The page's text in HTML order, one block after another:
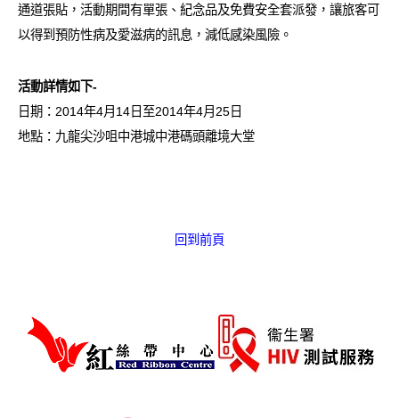
愛滋病呈報表格
其他
通道張貼，活動期間有單張、紀念品及免費安全套派發，讓旅客可
以得到預防性病及愛滋病的訊息，減低感染風險。
活動詳情如下-
日期：2014年4月14日至2014年4月25日
地點：九龍尖沙咀中港城中港碼頭離境大堂
回到前頁